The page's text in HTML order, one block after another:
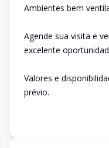
Ambientes bem
Agende sua visita e
excelente
Valores e
prévio.